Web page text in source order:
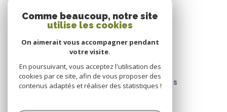
IMPRIMER
Ces biens peuvent vous
intéresser
Comme beaucoup, notre site
utilise les cookies
On aimerait vous accompagner pendant
votre visite.
En poursuivant, vous acceptez l'utilisation des
cookies par ce site, afin de vous proposer des
contenus adaptés et réaliser des statistiques !